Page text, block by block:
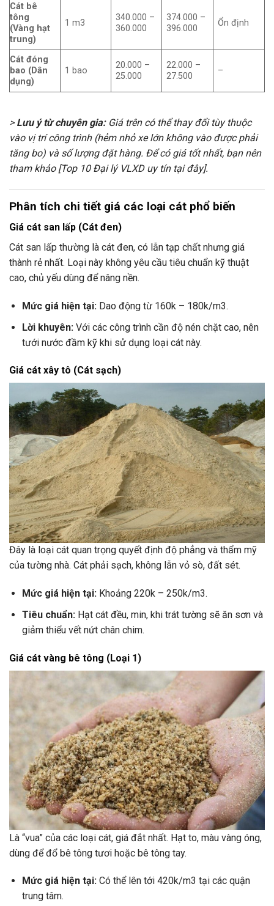
Cát bê
tông
(Vàng hạt
trung)
1 m3
340.000 –
360.000
374.000 –
396.000
Ổn định
Cát đóng
bao (Dân
dụng)
1 bao
20.000 –
25.000
22.000 –
27.500
–
> Lưu ý từ chuyên gia:Giá trên có thể thay đổi tùy thuộc
vào vị trí công trình (hẻm nhỏ xe lớn không vào được phải
tăng bo) và số lượng đặt hàng. Để có giá tốt nhất, bạn nên
tham khảo [Top 10 Đại lý VLXD uy tín tại đây].
Phân tích chi tiết giá các loại cát phổ biến
Giá cát san lấp (Cát đen)
Cát san lấp thường là cát đen, có lẫn tạp chất nhưng giá
thành rẻ nhất. Loại này không yêu cầu tiêu chuẩn kỹ thuật
cao, chủ yếu dùng để nâng nền.
Mức giá hiện tại:Dao động từ 160k – 180k/m3.
Lời khuyên:Với các công trình cần độ nén chặt cao, nên
tưới nước đầm kỹ khi sử dụng loại cát này.
Giá cát xây tô (Cát sạch)
Đây là loại cát quan trọng quyết định độ phẳng và thẩm mỹ
của tường nhà. Cát phải sạch, không lẫn vỏ sò, đất sét.
Mức giá hiện tại:Khoảng 220k – 250k/m3.
Tiêu chuẩn:Hạt cát đều, min, khi trát tường sẽ ăn sơn và
giảm thiểu vết nứt chân chim.
Giá cát vàng bê tông (Loại 1)
Là “vua” của các loại cát, giá đắt nhất. Hạt to, màu vàng óng,
dùng để đổ bê tông tươi hoặc bê tông tay.
Mức giá hiện tại:Có thể lên tới 420k/m3 tại các quận
trung tâm.